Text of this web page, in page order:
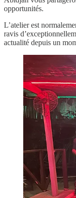
opportunités.
L’atelier est
ravis
actualité depuis un